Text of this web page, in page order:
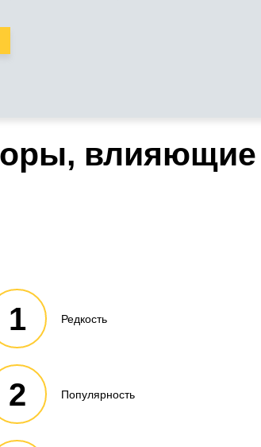
влияющие
1 Редкость
2 Популярность